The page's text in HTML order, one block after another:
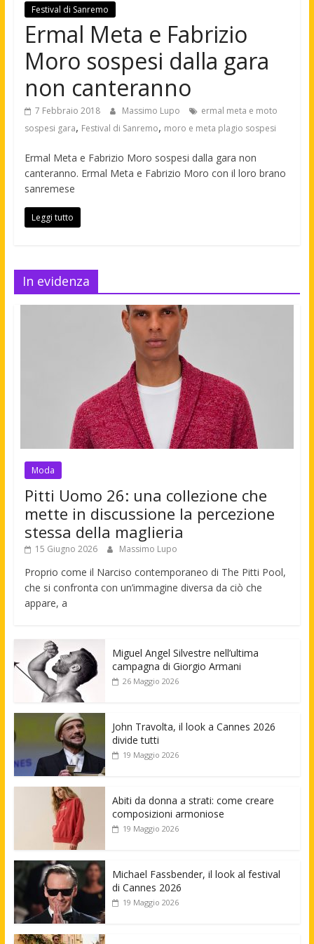
Festival di Sanremo
Ermal Meta e Fabrizio
Moro sospesi dalla gara
non canteranno
7 Febbraio 2018 Massimo Lupo
ermal meta e moto
sospesi gara, Festival di Sanremo, moro e meta plagio sospesi
Ermal Meta e Fabrizio Moro sospesi dalla gara non
canteranno. Ermal Meta e Fabrizio Moro con il loro brano
sanremese
Leggi tutto
In evidenza
Moda
Pitti Uomo 26: una collezione che
mette in discussione la percezione
stessa della maglieria
15 Giugno 2026 Massimo Lupo
Proprio come il Narciso contemporaneo di The Pitti Pool,
che si confronta con un’immagine diversa da ciò che
appare, a
Miguel Angel Silvestre nell’ultima
campagna di Giorgio Armani
26 Maggio 2026
John Travolta, il look a Cannes 2026
divide tutti
19 Maggio 2026
Abiti da donna a strati: come creare
composizioni armoniose
19 Maggio 2026
Michael Fassbender, il look al festival
di Cannes 2026
19 Maggio 2026